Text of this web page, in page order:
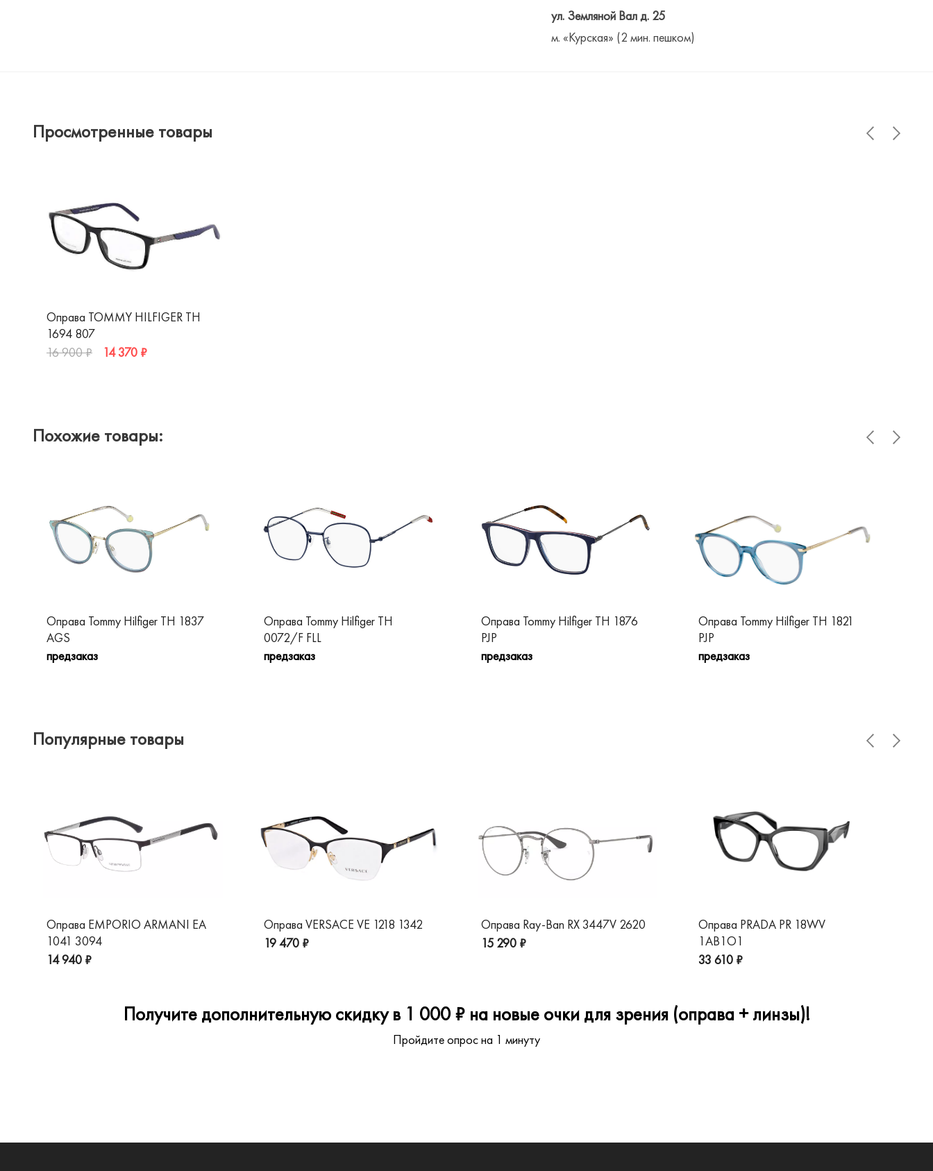
ул. Земляной Вал д. 25
м. «Курская» (2 мин. пешком)
Просмотренные товары
Оправа TOMMY HILFIGER TH
1694 807
16 900 ₽
14 370 ₽
Похожие товары:
Оправа Tommy Hilfiger TH 1837
AGS
предзаказ
Оправа Tommy Hilfiger TH
0072/F FLL
предзаказ
Оправа Tommy Hilfiger TH 1876
PJP
предзаказ
Оправа Tommy Hilfiger TH 1821
PJP
предзаказ
Популярные товары
Оправа EMPORIO ARMANI EA
1041 3094
14 940 ₽
Оправа VERSACE VE 1218 1342
19 470 ₽
Оправа Ray-Ban RX 3447V 2620
15 290 ₽
Оправа PRADA PR 18WV
1AB1O1
33 610 ₽
Получите дополнительную скидку в 1 000 ₽ на новые очки для зрения (оправа + линзы)!
Пройдите опрос на 1 минуту